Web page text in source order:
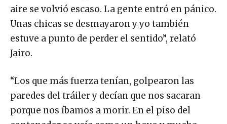
aire se volvió escaso. La gente entró en pánico.
Unas chicas se desmayaron y yo también
estuve a punto de perder el sentido”, relató
Jairo.
“Los que más fuerza tenían, golpearon las
paredes del tráiler y decían que nos sacaran
porque nos íbamos a morir. En el piso del